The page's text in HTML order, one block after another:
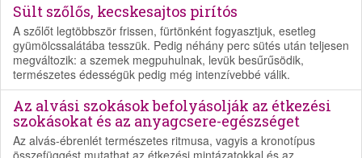
Sült szőlős, kecskesajtos pirítós
A szőlőt legtöbbször frissen, fürtönként fogyasztjuk, esetleg
gyümölcssalátába tesszük. Pedig néhány perc sütés után teljesen
megváltozik: a szemek megpuhulnak, levük besűrűsödik,
természetes édességük pedig még intenzívebbé válik.
Az alvási szokások befolyásolják az étkezési
szokásokat és az anyagcsere-egészséget
Az alvás-ébrenlét természetes ritmusa, vagyis a kronotípus
összefüggést mutathat az étkezési mintázatokkal és az